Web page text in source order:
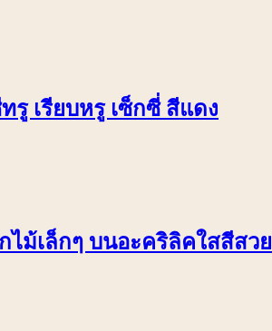
เรียบหรู เซ็กซี่ สีแดง
ไม้เล็กๆ บนอะคริลิคใสสีสวย